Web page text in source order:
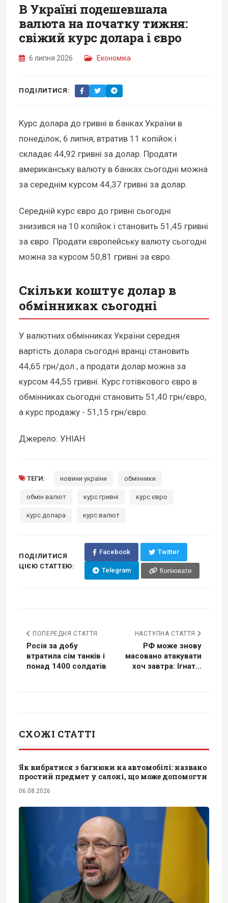
В Україні подешевшала
валюта на початку тижня:
свіжий курс долара і євро
6 липня 2026 Економіка
ПОДІЛИТИСЯ:
Курс долара до гривні в банках України в
понеділок, 6 липня, втратив 11 копійок і
складає 44,92 гривні за долар. Продати
американську валюту в банках сьогодні можна
за середнім курсом 44,37 гривні за долар.
Середній курс євро до гривні сьогодні
знизився на 10 копійок і становить 51,45 гривні
за євро. Продати європейську валюту сьогодні
можна за курсом 50,81 гривні за євро.
Скільки коштує долар в
обмінниках сьогодні
У валютних обмінниках України середня
вартість долара сьогодні вранці становить
44,65 грн/дол., а продати долар можна за
курсом 44,55 гривні. Курс готівкового євро в
обмінниках сьогодні становить 51,40 грн/євро,
а курс продажу - 51,15 грн/євро.
Джерело: УНІАН
ТЕГИ: новини україни обмінники
обмін валют курс гривні курс євро
курс долара курс валют
ПОДІЛИТИСЯ
ЦІЄЮ СТАТТЕЮ:
Facebook Twitter
Telegram Копіювати
ПОПЕРЕДНЯ СТАТТЯ
Росія за добу
втратила сім танків і
понад 1400 солдатів
НАСТУПНА СТАТТЯ
РФ може знову
масовано атакувати
хоч завтра: Ігнат...
СХОЖІ СТАТТІ
Як вибратися з багнюки на автомобілі: названо
простий предмет у салоні, що може допомогти
06.08.2026